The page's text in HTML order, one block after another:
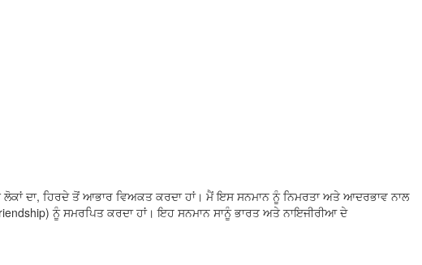
ਲੋਕਾਂ ਦਾ, ਹਿਰਦੇ ਤੋਂ ਆਭਾਰ ਵਿਅਕਤ ਕਰਦਾ ਹਾਂ। ਮੈਂ ਇਸ ਸਨਮਾਨ ਨੂੰ ਨਿਮਰਤਾ ਅਤੇ ਆਦਰਭਾਵ ਨਾਲ
ਨੂੰ ਸਮਰਪਿਤ ਕਰਦਾ ਹਾਂ। ਇਹ ਸਨਮਾਨ ਸਾਨੂੰ ਭਾਰਤ ਅਤੇ ਨਾਇਜੀਰੀਆ ਦੇ